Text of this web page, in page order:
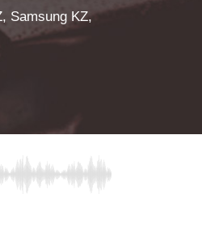
Samsung KZ,